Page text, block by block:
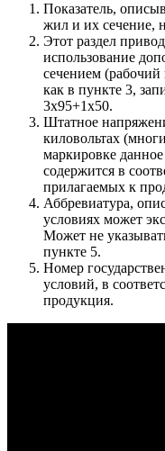
Показатель,
жил и их сечение,
Этот раздел
использование
сечением
как в пункте 3,
3х95+1х50.
Штатное
киловольтах
маркировке
содержится в
прилагаемых к
Аббревиатура,
условиях может
Может не
пункте 5.
Номер
условий, в
продукция.